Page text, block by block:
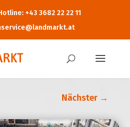
+43 3682 22 22 11
Nächster →